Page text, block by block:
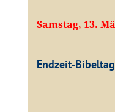
Samstag, 13.
Endzeit-